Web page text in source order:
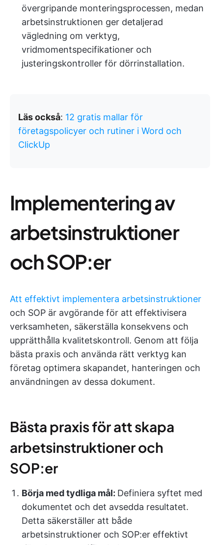
övergripande monteringsprocessen, medan
arbetsinstruktionen ger detaljerad
vägledning om verktyg,
vridmomentspecifikationer och
justeringskontroller för dörrinstallation.
Läs också: 12 gratis mallar för
företagspolicyer och rutiner i Word och
ClickUp
Implementering av
arbetsinstruktioner
och SOP:er
Att effektivt implementera arbetsinstruktioner
och SOP är avgörande för att effektivisera
verksamheten, säkerställa konsekvens och
upprätthålla kvalitetskontroll. Genom att följa
bästa praxis och använda rätt verktyg kan
företag optimera skapandet, hanteringen och
användningen av dessa dokument.
Bästa praxis för att skapa
arbetsinstruktioner och
SOP:er
Börja med tydliga mål: Definiera syftet med
dokumentet och det avsedda resultatet.
Detta säkerställer att både
arbetsinstruktioner och SOP:er effektivt